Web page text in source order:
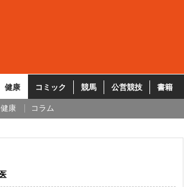
健康 コミック 競馬 公営競技 書籍
健康 コラム